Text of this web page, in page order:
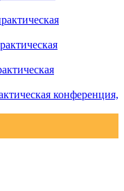
конференция,